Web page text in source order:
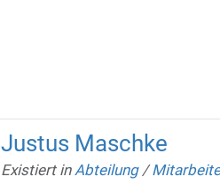
Justus Maschke
Existiert in Abteilung /